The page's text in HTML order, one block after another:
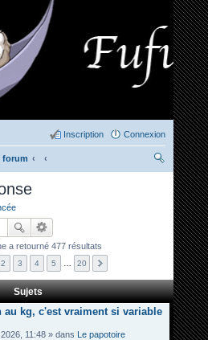
Connexion
Inscription
forum
a retourné 477 résultats
2 3 4 5 20
Sujets
kg, c'est vraiment si variable
11:48 » dans Le papotoire